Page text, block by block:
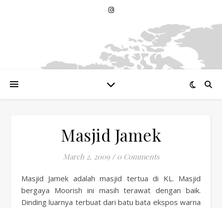
Masjid Jamek
March 2, 2009 / 0 Comments
Masjid Jamek adalah masjid tertua di KL. Masjid
bergaya Moorish ini masih terawat dengan baik.
Dinding luarnya terbuat dari batu bata ekspos warna